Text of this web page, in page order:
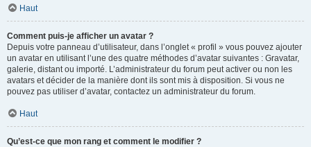
Haut
Comment puis-je afficher un avatar ?
Depuis votre panneau d’utilisateur, dans l’onglet « profil » vous pouvez ajouter
un avatar en utilisant l’une des quatre méthodes d’avatar suivantes : Gravatar,
galerie, distant ou importé. L’administrateur du forum peut activer ou non les
avatars et décider de la manière dont ils sont mis à disposition. Si vous ne
pouvez pas utiliser d’avatar, contactez un administrateur du forum.
Haut
Qu’est-ce que mon rang et comment le modifier ?